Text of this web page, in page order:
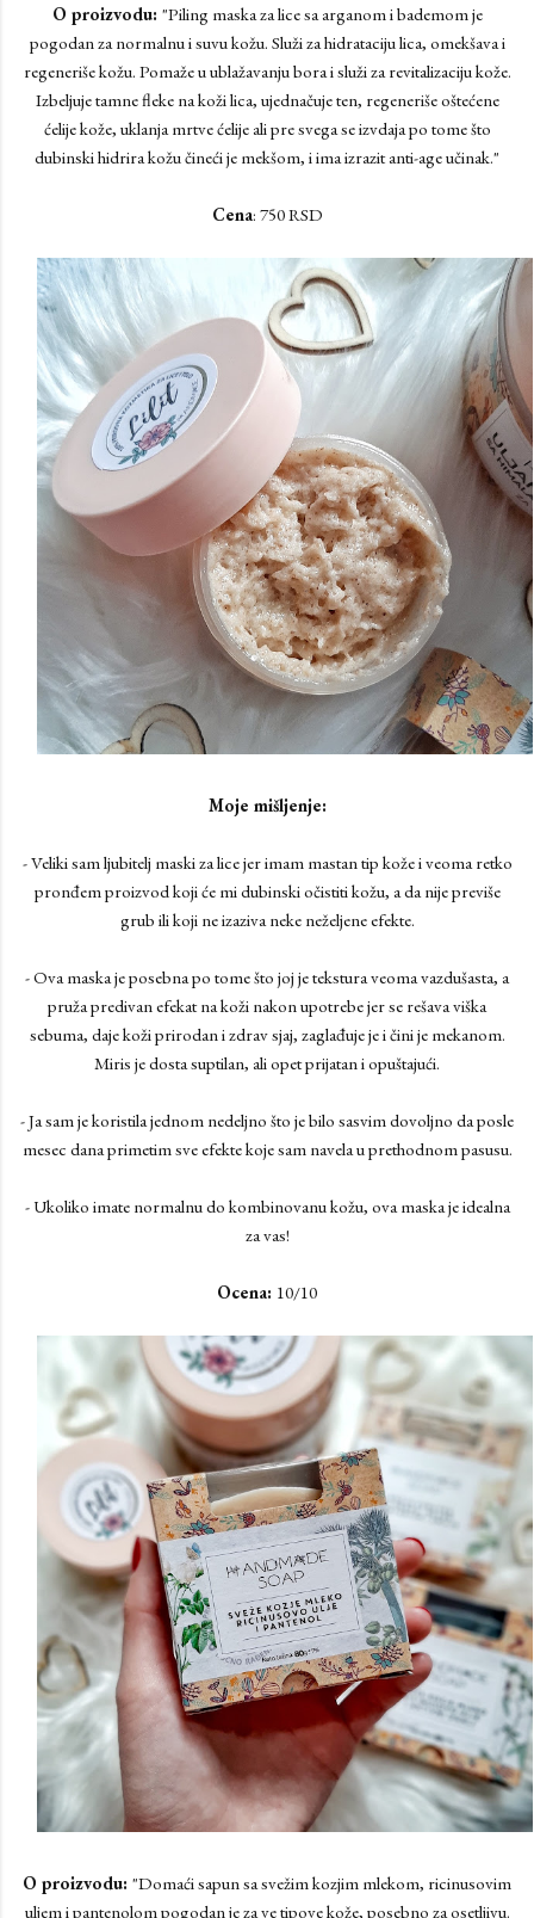
O proizvodu: "Piling maska za lice sa arganom i bademom je
pogodan za normalnu i suvu kožu. Služi za hidrataciju lica, omekšava i
regeneriše kožu. Pomaže u ublažavanju bora i služi za revitalizaciju kože.
Izbeljuje tamne fleke na koži lica, ujednačuje ten, regeneriše oštećene
ćelije kože, uklanja mrtve ćelije ali pre svega se izvdaja po tome što
dubinski hidrira kožu čineći je mekšom, i ima izrazit anti-age učinak."
Cena: 750 RSD
Moje mišljenje:
- Veliki sam ljubitelj maski za lice jer imam mastan tip kože i veoma retko
pronđem proizvod koji će mi dubinski očistiti kožu, a da nije previše
grub ili koji ne izaziva neke neželjene efekte.
- Ova maska je posebna po tome što joj je tekstura veoma vazdušasta, a
pruža predivan efekat na koži nakon upotrebe jer se rešava viška
sebuma, daje koži prirodan i zdrav sjaj, zaglađuje je i čini je mekanom.
Miris je dosta suptilan, ali opet prijatan i opuštajući.
- Ja sam je koristila jednom nedeljno što je bilo sasvim dovoljno da posle
mesec dana primetim sve efekte koje sam navela u prethodnom pasusu.
- Ukoliko imate normalnu do kombinovanu kožu, ova maska je idealna
za vas!
Ocena: 10/10
O proizvodu: "Domaći sapun sa svežim kozjim mlekom, ricinusovim
uljem i pantenolom pogodan je za ve tipove kože, posebno za osetljivu.